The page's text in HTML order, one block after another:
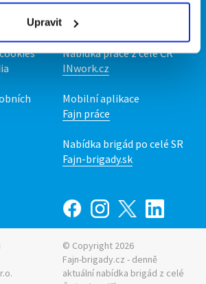
Upravit
Mobilní aplikace
Fajn brigády
Nabídka práce z celé ČR
INwork.cz
Mobilní aplikace
Fajn práce
Nabídka brigád po celé SR
Fajn-brigady.sk
© Copyright 2026
Fajn-brigady.cz - denně
aktuální nabídka brigád z celé